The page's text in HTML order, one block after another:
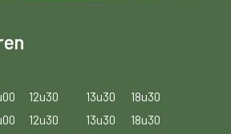
12u30 13u30
18u30
12u30 13u30
18u30